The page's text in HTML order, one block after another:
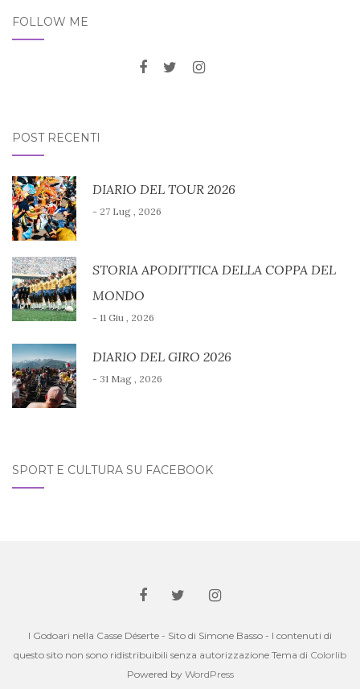
FOLLOW ME
POST RECENTI
DIARIO DEL TOUR 2026
- 27 Lug , 2026
STORIA APODITTICA DELLA COPPA DEL
MONDO
- 11 Giu , 2026
DIARIO DEL GIRO 2026
- 31 Mag , 2026
SPORT E CULTURA SU FACEBOOK
I Godoari nella Casse Déserte - Sito di Simone Basso - I contenuti di
questo sito non sono ridistribuibili senza autorizzazione Tema di Colorlib
Powered by WordPress